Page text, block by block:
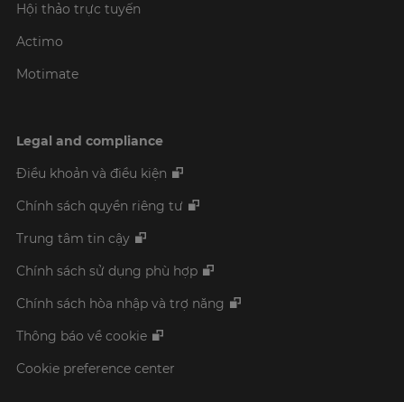
Hội thảo trực tuyến
Actimo
Motimate
Legal and compliance
Điều khoản và điều kiện
Chính sách quyền riêng tư
Trung tâm tin cậy
Chính sách sử dụng phù hợp
Chính sách hòa nhập và trợ năng
Thông báo về cookie
Cookie preference center